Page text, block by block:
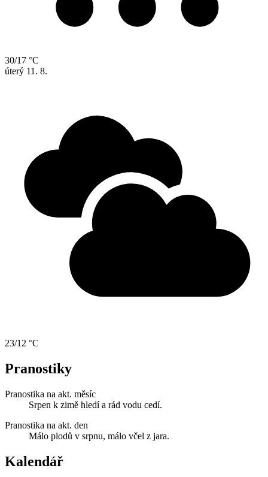
30/17 °C
úterý 11. 8.
23/12 °C
Pranostiky
Pranostika na akt. měsíc
Srpen k zimě hledí a rád vodu cedí.
Pranostika na akt. den
Málo plodů v srpnu, málo včel z jara.
Kalendář